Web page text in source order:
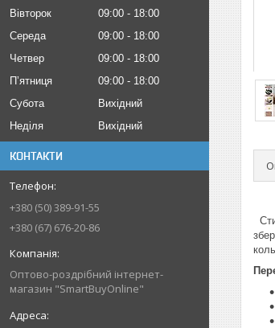
Вівторок
09:00
18:00
Середа
09:00
18:00
Четвер
09:00
18:00
Пʼятниця
09:00
18:00
Субота
Вихідний
Неділя
Вихідний
КОНТАКТИ
+380 (50) 389-91-55
+380 (67) 676-20-86
Оптово-роздрібний інтернет-
магазин "SmartBuyOnline"